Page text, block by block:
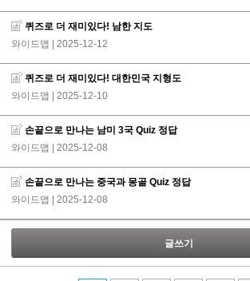
퀴즈로 더 재미있다! 남한 지도
와이드맵
| 2025-12-12
퀴즈로 더 재미있다! 대한민국 지형도
와이드맵
| 2025-12-10
손끝으로 만나는 남미 3국 Quiz 정답
와이드맵
| 2025-12-08
손끝으로 만나는 중국과 몽골 Quiz 정답
와이드맵
| 2025-12-08
글쓰기